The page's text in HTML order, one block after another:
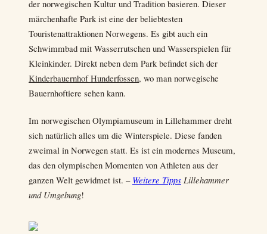
der norwegischen Kultur und Tradition basieren. Dieser
märchenhafte Park ist eine der beliebtesten
Touristenattraktionen Norwegens. Es gibt auch ein
Schwimmbad mit Wasserrutschen und Wasserspielen für
Kleinkinder. Direkt neben dem Park befindet sich der
Kinderbauernhof Hunderfossen, wo man norwegische
Bauernhoftiere sehen kann.
Im norwegischen Olympiamuseum in Lillehammer dreht
sich natürlich alles um die Winterspiele. Diese fanden
zweimal in Norwegen statt. Es ist ein modernes Museum,
das den olympischen Momenten von Athleten aus der
ganzen Welt gewidmet ist. – Weitere Tipps Lillehammer
und Umgebung!